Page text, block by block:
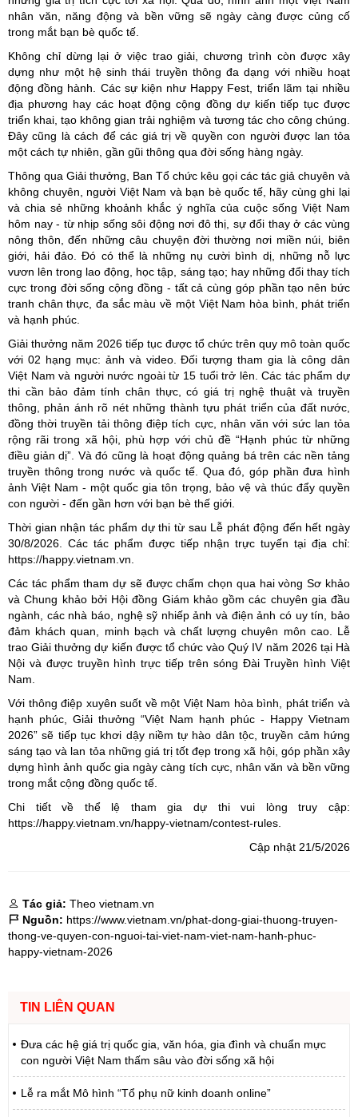
nhân văn, năng động và bền vững sẽ ngày càng được củng cố
trong mắt bạn bè quốc tế.
Không chỉ dừng lại ở việc trao giải, chương trình còn được xây
dựng như một hệ sinh thái truyền thông đa dạng với nhiều hoạt
động đồng hành. Các sự kiện như Happy Fest, triển lãm tại nhiều
địa phương hay các hoạt động cộng đồng dự kiến tiếp tục được
triển khai, tạo không gian trải nghiệm và tương tác cho công chúng.
Đây cũng là cách để các giá trị về quyền con người được lan tỏa
một cách tự nhiên, gần gũi thông qua đời sống hàng ngày.
Thông qua Giải thưởng, Ban Tổ chức kêu gọi các tác giả chuyên và
không chuyên, người Việt Nam và bạn bè quốc tế, hãy cùng ghi lại
và chia sẻ những khoảnh khắc ý nghĩa của cuộc sống Việt Nam
hôm nay - từ nhịp sống sôi động nơi đô thị, sự đổi thay ở các vùng
nông thôn, đến những câu chuyện đời thường nơi miền núi, biên
giới, hải đảo. Đó có thể là những nụ cười bình dị, những nỗ lực
vươn lên trong lao động, học tập, sáng tạo; hay những đổi thay tích
cực trong đời sống cộng đồng - tất cả cùng góp phần tạo nên bức
tranh chân thực, đa sắc màu về một Việt Nam hòa bình, phát triển
và hạnh phúc.
Giải thưởng năm 2026 tiếp tục được tổ chức trên quy mô toàn quốc
với 02 hạng mục: ảnh và video. Đối tượng tham gia là công dân
Việt Nam và người nước ngoài từ 15 tuổi trở lên. Các tác phẩm dự
thi cần bảo đảm tính chân thực, có giá trị nghệ thuật và truyền
thông, phản ánh rõ nét những thành tựu phát triển của đất nước,
đồng thời truyền tải thông điệp tích cực, nhân văn với sức lan tỏa
rộng rãi trong xã hội, phù hợp với chủ đề “Hạnh phúc từ những
điều giản dị”. Và đó cũng là hoạt động quảng bá trên các nền tảng
truyền thông trong nước và quốc tế. Qua đó, góp phần đưa hình
ảnh Việt Nam - một quốc gia tôn trọng, bảo vệ và thúc đẩy quyền
con người - đến gần hơn với bạn bè thế giới.
Thời gian nhận tác phẩm dự thi từ sau Lễ phát động đến hết ngày
30/8/2026. Các tác phẩm được tiếp nhận trực tuyến tại địa chỉ:
https://happy.vietnam.vn
Các tác phẩm tham dự sẽ được chấm chọn qua hai vòng Sơ khảo
và Chung khảo bởi Hội đồng Giám khảo gồm các chuyên gia đầu
ngành, các nhà báo, nghệ sỹ nhiếp ảnh và điện ảnh có uy tín, bảo
đảm khách quan, minh bạch và chất lượng chuyên môn cao. Lễ
trao Giải thưởng dự kiến được tổ chức vào Quý IV năm 2026 tại Hà
Nội và được truyền hình trực tiếp trên sóng Đài Truyền hình Việt
Nam.
Với thông điệp xuyên suốt về một Việt Nam hòa bình, phát triển và
hạnh phúc, Giải thưởng “Việt Nam hạnh phúc - Happy Vietnam
2026” sẽ tiếp tục khơi dậy niềm tự hào dân tộc, truyền cảm hứng
sáng tạo và lan tỏa những giá trị tốt đẹp trong xã hội, góp phần xây
dựng hình ảnh quốc gia ngày càng tích cực, nhân văn và bền vững
trong mắt cộng đồng quốc tế.
Chi tiết về thể lệ tham gia dự thi vui lòng truy cập:
https://happy.vietnam.vn/happy-vietnam/contest-rules
Cập nhật 21/5/2026
Tác giả: Theo vietnam.vn
Nguồn: https://www.vietnam.vn/phat-dong-giai-thuong-truyen-
thong-ve-quyen-con-nguoi-tai-viet-nam-viet-nam-hanh-phuc-
happy-vietnam-2026
TIN LIÊN QUAN
Đưa các hệ giá trị quốc gia, văn hóa, gia đình và chuẩn mực
con người Việt Nam thấm sâu vào đời sống xã hội
Lễ ra mắt Mô hình “Tổ phụ nữ kinh doanh online”